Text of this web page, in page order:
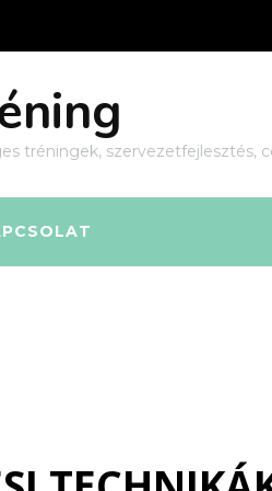
tréningek, szervezetfejlesztés,